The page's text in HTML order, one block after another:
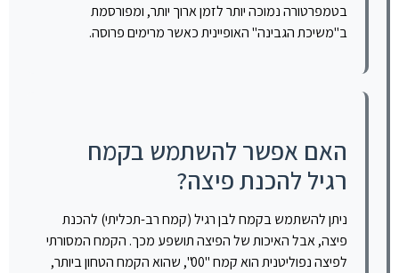
בטמפרטורה נמוכה יותר לזמן ארוך יותר, ומפורסמת
ב"משיכת הגבינה" האופיינית כאשר מרימים פרוסה.
האם אפשר להשתמש בקמח
רגיל להכנת פיצה?
ניתן להשתמש בקמח לבן רגיל (קמח רב-תכליתי) להכנת
פיצה, אבל האיכות של הפיצה תושפע מכך. הקמח המסורתי
לפיצה נפוליטנית הוא קמח "00", שהוא הקמח הטחון ביותר,